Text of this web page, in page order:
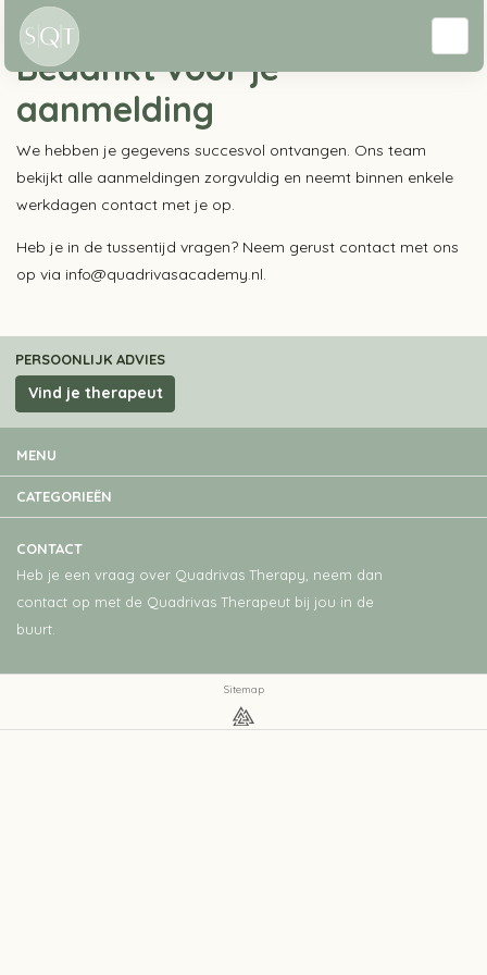
Opleiding
Bedankt voor je
aanmelding
We hebben je gegevens succesvol ontvangen. Ons team
bekijkt alle aanmeldingen zorgvuldig en neemt binnen enkele
werkdagen contact met je op.
Heb je in de tussentijd vragen? Neem gerust contact met ons
op via info@quadrivasacademy.nl.
PERSOONLIJK ADVIES
Vind je therapeut
MENU
CATEGORIEËN
CONTACT
Heb je een vraag over Quadrivas Therapy, neem dan
contact op met de Quadrivas Therapeut bij jou in de
buurt.
Sitemap